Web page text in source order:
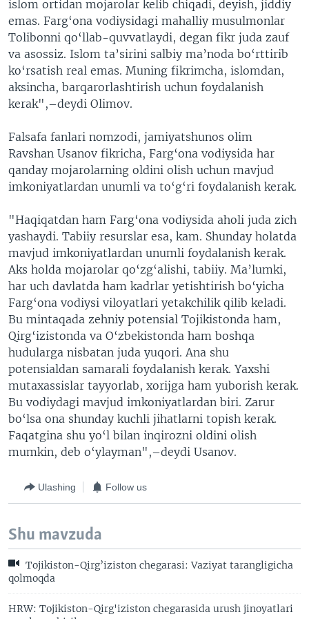
islom ortidan mojarolar kelib chiqadi, deyish, jiddiy
emas. Farg‘ona vodiysidagi mahalliy musulmonlar
Tolibonni qo‘llab-quvvatlaydi, degan fikr juda zauf
va asossiz. Islom ta’sirini salbiy ma’noda bo‘rttirib
ko‘rsatish real emas. Muning fikrimcha, islomdan,
aksincha, barqarorlashtirish uchun foydalanish
kerak",–deydi Olimov.
Falsafa fanlari nomzodi, jamiyatshunos olim
Ravshan Usanov fikricha, Farg‘ona vodiysida har
qanday mojarolarning oldini olish uchun mavjud
imkoniyatlardan unumli va to‘g‘ri foydalanish kerak.
"Haqiqatdan ham Farg‘ona vodiysida aholi juda zich
yashaydi. Tabiiy resurslar esa, kam. Shunday holatda
mavjud imkoniyatlardan unumli foydalanish kerak.
Aks holda mojarolar qo‘zg‘alishi, tabiiy. Ma’lumki,
har uch davlatda ham kadrlar yetishtirish bo‘yicha
Farg‘ona vodiysi viloyatlari yetakchilik qilib keladi.
Bu mintaqada zehniy potensial Tojikistonda ham,
Qirg‘izistonda va O‘zbekistonda ham boshqa
hudularga nisbatan juda yuqori. Ana shu
potensialdan samarali foydalanish kerak. Yaxshi
mutaxassislar tayyorlab, xorijga ham yuborish kerak.
Bu vodiydagi mavjud imkoniyatlardan biri. Zarur
bo‘lsa ona shunday kuchli jihatlarni topish kerak.
Faqatgina shu yo‘l bilan inqirozni oldini olish
mumkin, deb o‘ylayman",–deydi Usanov.
Ulashing Follow us
Shu mavzuda
Tojikiston-Qirg’iziston chegarasi: Vaziyat tarangligicha
qolmoqda
HRW: Tojikiston-Qirg'iziston chegarasida urush jinoyatlari